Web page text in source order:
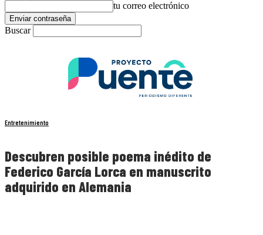
tu correo electrónico
Buscar
Entretenimiento
Descubren posible poema inédito de
Federico García Lorca en manuscrito
adquirido en Alemania